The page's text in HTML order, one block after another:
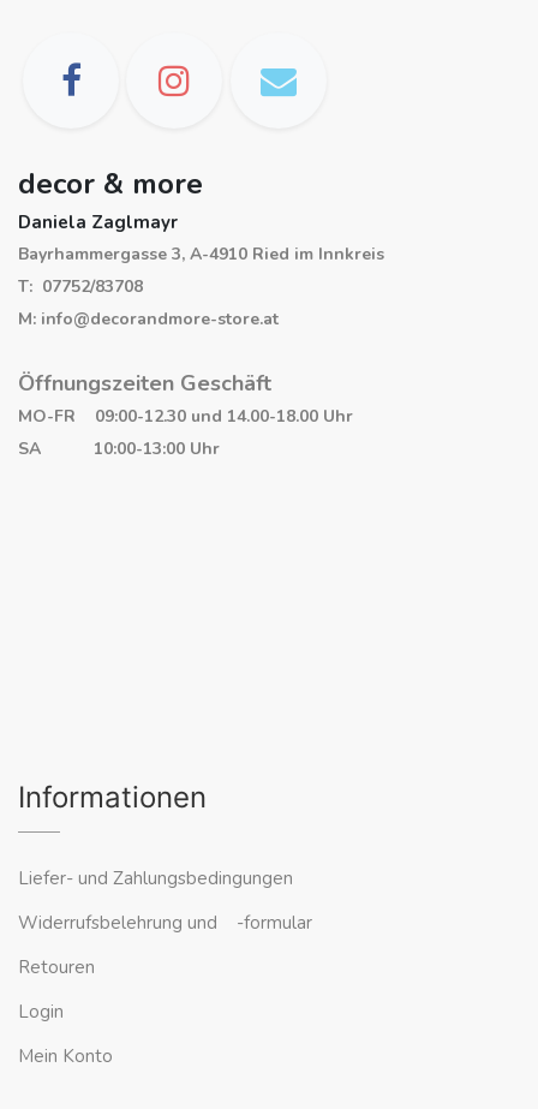
decor & more
Daniela Zaglmayr
Bayrhammergasse 3, A-4910 Ried im Innkreis
T: 07752/83708
M: info@decorandmore-store.at
Öffnungszeiten Geschäft
MO-FR 09:00-12.30 und 14.00-18.00 Uhr
SA 10:00-13:00 Uhr
Informationen
Liefer- und Zahlungsbedingungen
Widerrufsbelehrung und -formular
Retouren
Login
Mein Konto